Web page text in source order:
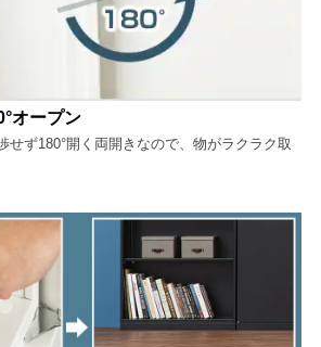
オープン
せず180°開く両開きなので、物がラクラク取